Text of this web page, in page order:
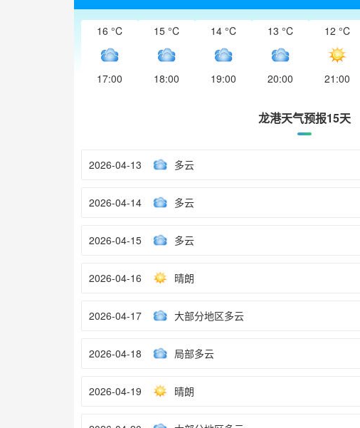
16 °C
17:00
15 °C
18:00
14 °C
19:00
13 °C
20:00
12 °C
21:00
龙港天气预报15天
2026-04-13 多云
2026-04-14 多云
2026-04-15 多云
2026-04-16 晴朗
2026-04-17 大部分地区多云
2026-04-18 局部多云
2026-04-19 晴朗